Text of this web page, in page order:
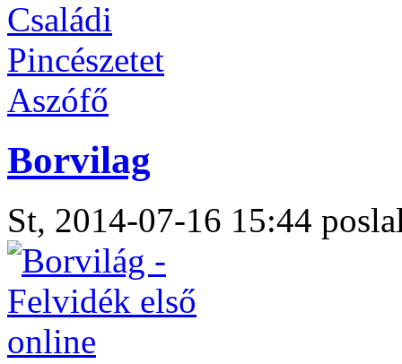
Borvilag
St, 2014-07-16 15:44